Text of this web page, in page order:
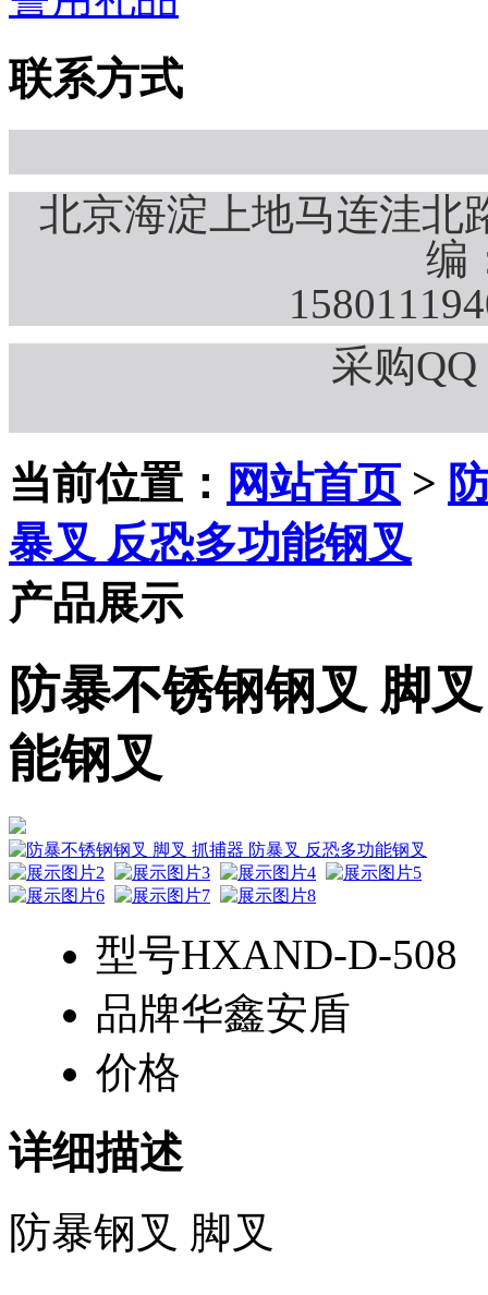
联系方式
北京海淀上地马连洼北
编
采购QQ
当前位置： 网站首页>
暴叉 反恐多功能钢叉
产品展示
防暴不锈钢钢叉 脚
能钢叉
型号HXAND-D-508
品牌华鑫安盾
价格
详细描述
防暴钢叉 脚叉